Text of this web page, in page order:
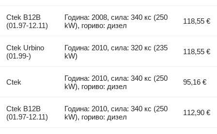
Ctek B12B
(01.97-12.11)
Година: 2008, сила: 340 кс (250
kW), гориво: дизел
118,55 €
Ctek Urbino
(01.99-)
Година: 2010, сила: 320 кс (235
kW)
118,55 €
Ctek
Година: 2010, сила: 340 кс (250
kW), гориво: дизел
95,16 €
Ctek B12B
(01.97-12.11)
Година: 2010, сила: 340 кс (250
kW), гориво: дизел
112,90 €